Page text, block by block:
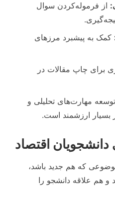
از فرموله‌کردن سوال
کمک به پیشبرد مرزهای
برای چاپ مقالات در
توسعه مهارت‌های تحلیلی و
بسیار ارزشمند است.
اقتصاد
که هم جدید باشد،
و هم علاقه دانشجو را